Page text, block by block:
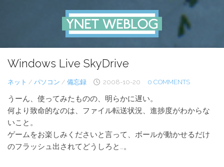
Windows Live SkyDrive
ネット / パソコン / 備忘録 2008-10-20 0 COMMENTS
うーん、使ってみたものの、明らかに遅い。
何より致命的なのは、ファイル転送状況、進捗度がわからな
いこと。
ゲームをお楽しみくださいと言って、ボールが動かせるだけ
のフラッシュ出されてどうしろと…。